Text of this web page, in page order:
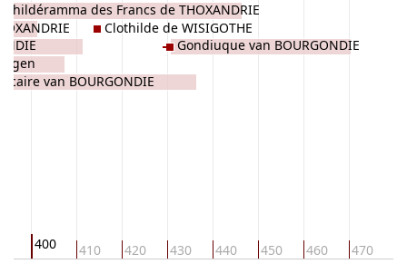
400 410 420 430 440 450 460 470
van BOURGONDIE
Childéramma des Francs de THOXANDRIE
Clothilde de WISIGOTHE
Gondiuque van BOURGONDIE